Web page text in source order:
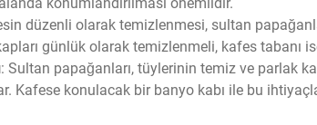
düzenli olarak temizlenmesi, sultan
günlük olarak temizlenmeli, kafes tabanı
: Sultan papağanları, tüylerinin temiz ve parlak
Kafese konulacak bir banyo kabı ile bu